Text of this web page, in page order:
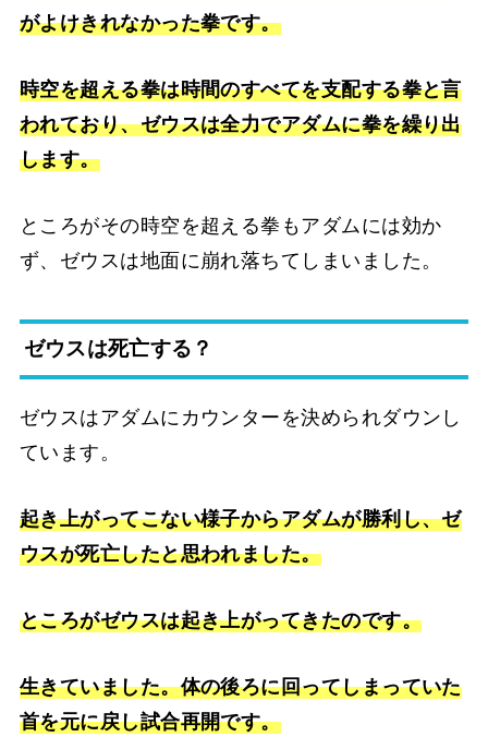
がよけきれなかった拳です。
時空を超える拳は時間のすべてを支配する拳と言
われており、ゼウスは全力でアダムに拳を繰り出
します。
ところがその時空を超える拳もアダムには効か
ず、ゼウスは地面に崩れ落ちてしまいました。
ゼウスは死亡する？
ゼウスはアダムにカウンターを決められダウンし
ています。
起き上がってこない様子からアダムが勝利し、ゼ
ウスが死亡したと思われました。
ところがゼウスは起き上がってきたのです。
生きていました。体の後ろに回ってしまっていた
首を元に戻し試合再開です。